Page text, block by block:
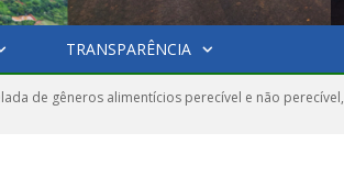
TRANSPARÊNCIA
de gêneros alimentícios perecível e não perecível,